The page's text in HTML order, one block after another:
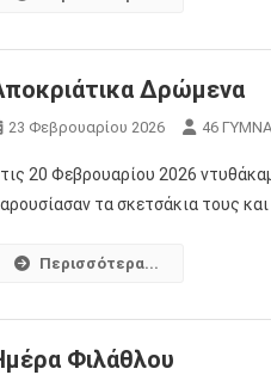
Δρώμενα
23 Φεβρουαρίου 2026 46
20 Φεβρουαρίου 2026
τα σκετσάκια τους και
Περισσότερα...
Φιλάθλου